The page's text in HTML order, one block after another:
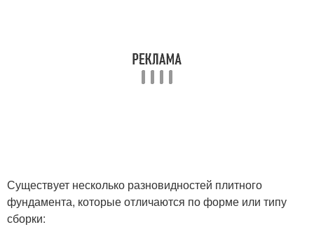
Существует несколько разновидностей плитного
фундамента, которые отличаются по форме или типу
сборки: